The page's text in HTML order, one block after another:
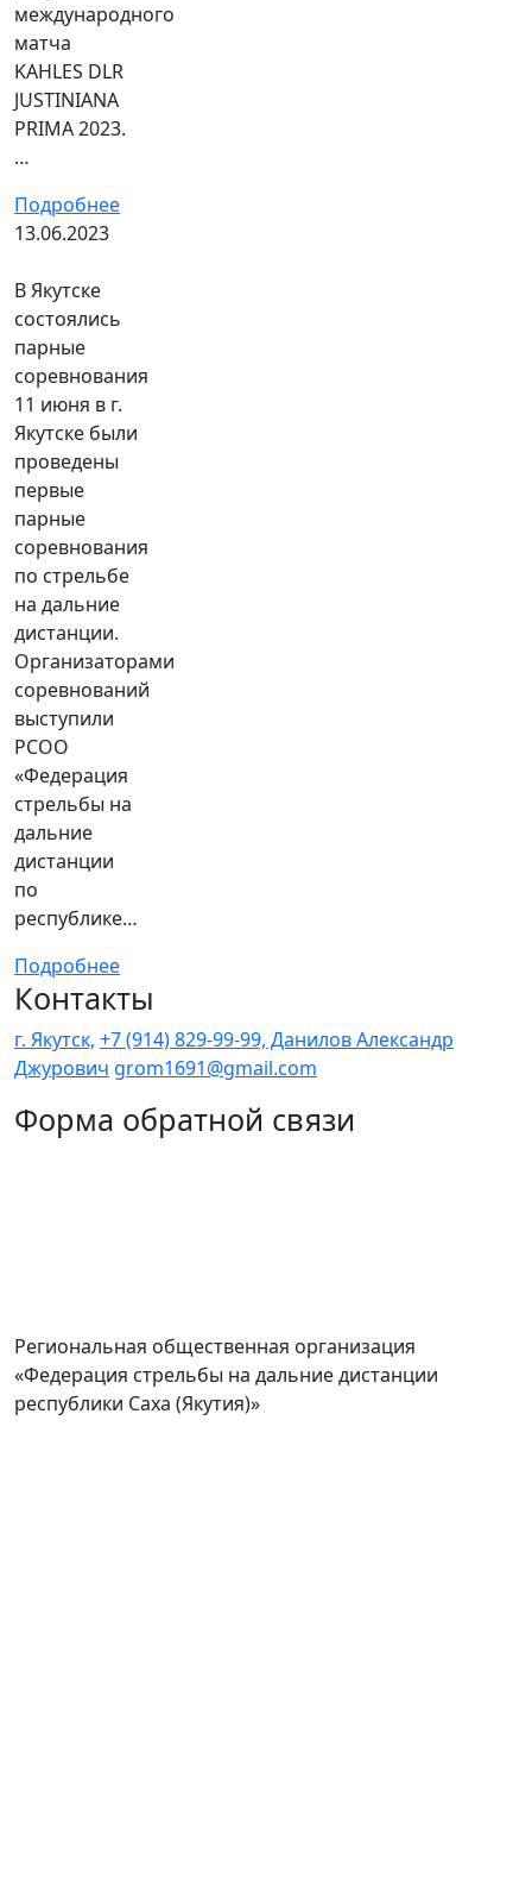
международного
матча
KAHLES DLR
JUSTINIANA
PRIMA 2023.
…
Подробнее
13.06.2023
В Якутске
состоялись
парные
соревнования
11 июня в г.
Якутске были
проведены
первые
парные
соревнования
по стрельбе
на дальние
дистанции.
Организаторами
соревнований
выступили
РСОО
«Федерация
стрельбы на
дальние
дистанции
по
республике…
Подробнее
Контакты
г. Якутск, +7 (914) 829-99-99, Данилов Александр
Джурович grom1691@gmail.com
Форма обратной связи
Региональная общественная организация
«Федерация стрельбы на дальние дистанции
республики Саха (Якутия)»